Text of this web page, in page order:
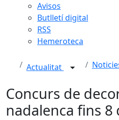
Avisos
Butlletí digital
RSS
Hemeroteca
Actualitat
Concurs de
nadalenca fins 8